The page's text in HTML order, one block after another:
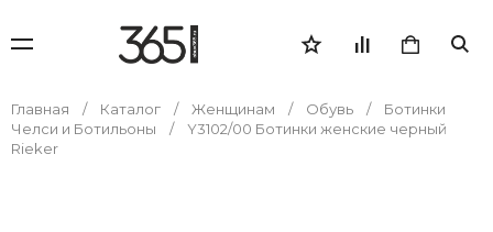
Главная Каталог Женщинам Обувь
Ботинки
Челси и Ботильоны
Y3102/00 Ботинки женские черный
Rieker